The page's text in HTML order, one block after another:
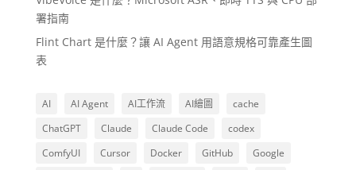
署指南
Flint Chart 是什麼？讓 AI Agent 用語意規格可靠產生圖
表
AI AI Agent AI工作流 AI繪圖
cache
ChatGPT
Claude Claude Code
codex
ComfyUI
Cursor Docker GitHub
Google